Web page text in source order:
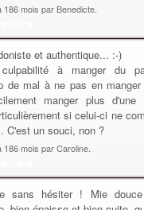
186 mois par Benedicte.
et authentique... :-)
à manger du
de mal à ne pas en
manger plus d'une
si celui-ci ne
C'est un souci, non ?
186 mois par Caroline.
sans hésiter ! Mie